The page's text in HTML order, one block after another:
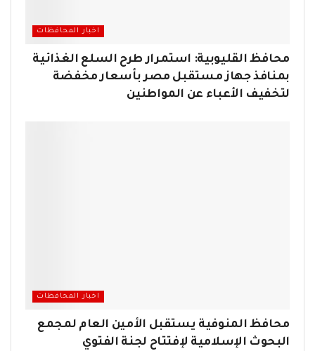
اخبار المحافظات
محافظ القليوبية: استمرار طرح السلع الغذائية
بمنافذ جهاز مستقبل مصر بأسعار مخفضة
لتخفيف الأعباء عن المواطنين
اخبار المحافظات
محافظ المنوفية يستقبل الأمين العام لمجمع
البحوث الإسلامية لإفتتاح لجنة الفتوي